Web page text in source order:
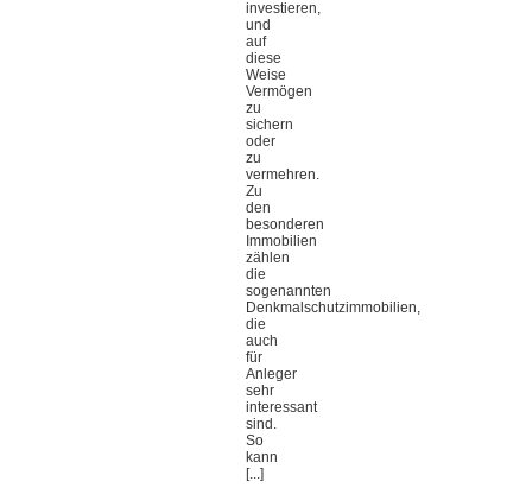
investieren,
und
auf
diese
Weise
Vermögen
zu
sichern
oder
zu
vermehren.
Zu
den
besonderen
Immobilien
zählen
die
sogenannten
Denkmalschutzimmobilien,
die
auch
für
Anleger
sehr
interessant
sind.
So
kann
[...]